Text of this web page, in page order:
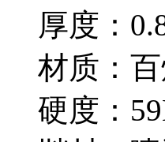
厚度：
材质：
硬度：